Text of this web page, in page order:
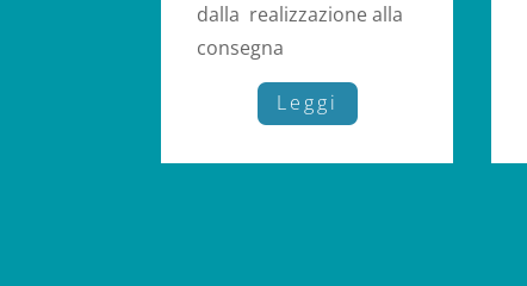
dalla realizzazione alla
consegna
Leggi